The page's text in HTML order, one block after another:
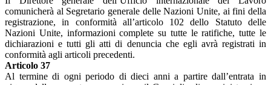
comunicherà al Segretario generale delle Nazioni Unite, ai fini della
registrazione, in conformità all’articolo 102 dello Statuto delle
Nazioni Unite, informazioni complete su tutte le ratifiche, tutte le
dichiarazioni e tutti gli atti di denuncia che egli avrà registrati in
conformità agli articoli precedenti.
Articolo 37
Al termine di ogni periodo di dieci anni a partire dall’entrata in